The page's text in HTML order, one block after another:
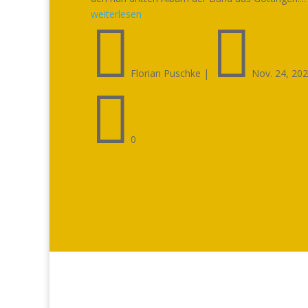
weiterlesen
 Florian Puschke |  Nov. 24,
 0